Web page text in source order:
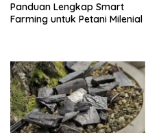
Panduan Lengkap Smart
Farming untuk Petani Milenial